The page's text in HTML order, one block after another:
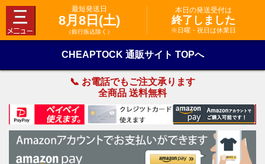
最短発送日
8月8日(土)
（銀行振込除く）
本日の発送受付は
終了しました
※日曜・祝日は休業日
CHEAPTOCK 通販サイト TOPへ
📞 お電話でもご注文承ります
全商品 送料無料